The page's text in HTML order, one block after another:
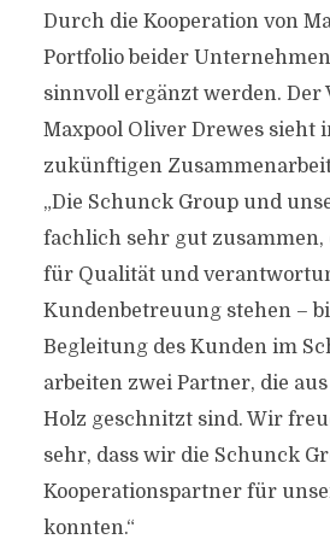
Durch die Kooperation von
Portfolio beider
sinnvoll ergänzt werden. Der
Maxpool Oliver Drewes sieht
zukünftigen
„Die Schunck Group und
fachlich sehr gut zusammen,
für Qualität und
Kundenbetreuung stehen –
Begleitung des Kunden im
arbeiten zwei Partner, die
Holz geschnitzt sind. Wir
sehr, dass wir die Schunck
Kooperationspartner für
konnten.“